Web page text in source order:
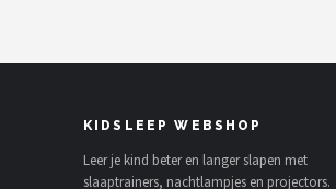
KIDSLEEP WEBSHOP
Leer je kind beter en langer slapen met
slaaptrainers, nachtlampjes en projectors.